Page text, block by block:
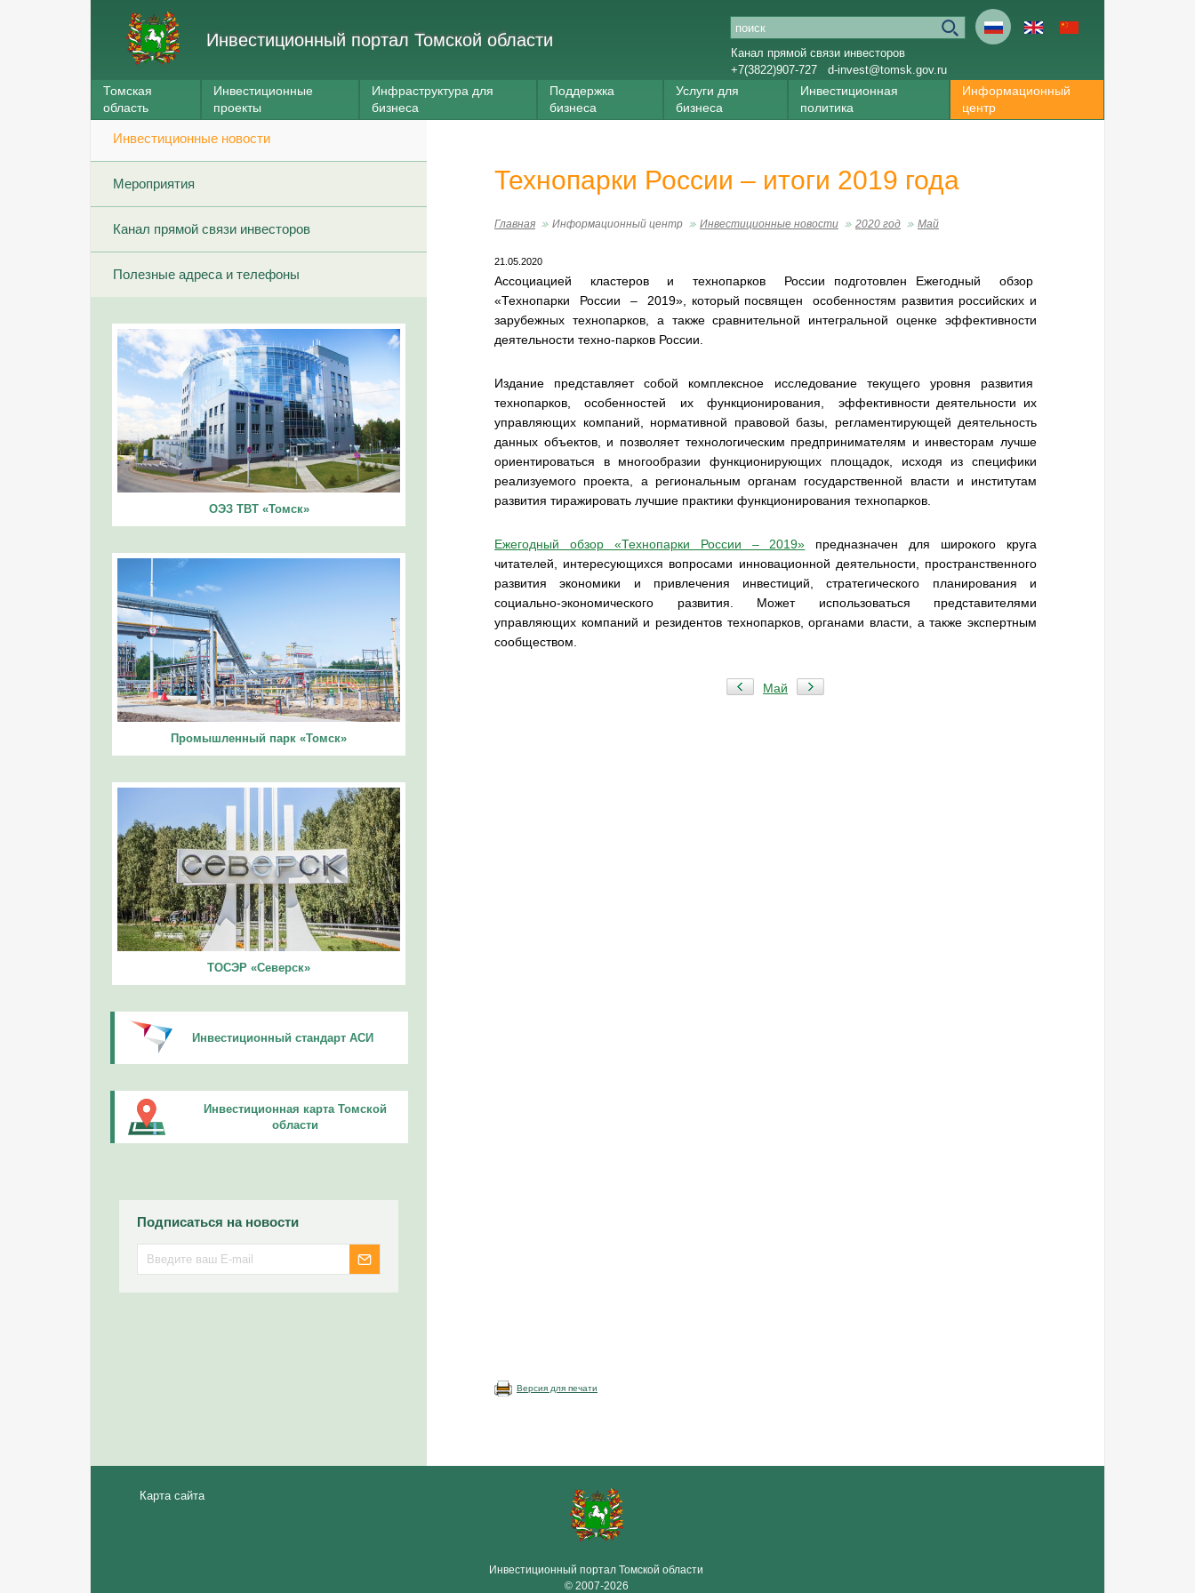
Инвестиционный портал Томской области
Канал прямой связи инвесторов
+7(3822)907-727
d-invest@tomsk.gov.ru
Томская
область
Инвестиционные
проекты
Инфраструктура для
бизнеса
Поддержка
бизнеса
Услуги для
бизнеса
Инвестиционная
политика
Информационный
центр
Инвестиционные новости
Мероприятия
Канал прямой связи инвесторов
Полезные адреса и телефоны
ОЭЗ ТВТ «Томск»
Промышленный парк «Томск»
ТОСЭР «Северск»
Инвестиционный стандарт АСИ
Инвестиционная карта Томской
области
Подписаться на новости
Технопарки России – итоги 2019 года
Главная Информационный центр Инвестиционные новости 2020 год Май
21.05.2020
Ассоциацией кластеров и технопарков России подготовлен Ежегодный обзор
«Технопарки России – 2019», который посвящен особенностям развития российских и
зарубежных технопарков, а также сравнительной интегральной оценке эффективности
деятельности техно-парков России.
Издание представляет собой комплексное исследование текущего уровня развития
технопарков, особенностей их функционирования, эффективности деятельности их
управляющих компаний, нормативной правовой базы, регламентирующей деятельность
данных объектов, и позволяет технологическим предпринимателям и инвесторам лучше
ориентироваться в многообразии функционирующих площадок, исходя из специфики
реализуемого проекта, а региональным органам государственной власти и институтам
развития тиражировать лучшие практики функционирования технопарков.
Ежегодный обзор «Технопарки России – 2019» предназначен для широкого круга
читателей, интересующихся вопросами инновационной деятельности, пространственного
развития экономики и привлечения инвестиций, стратегического планирования и
социально-экономического развития. Может использоваться представителями
управляющих компаний и резидентов технопарков, органами власти, а также экспертным
сообществом.
Май
Версия для печати
Карта сайта
Инвестиционный портал Томской области
© 2007-2026